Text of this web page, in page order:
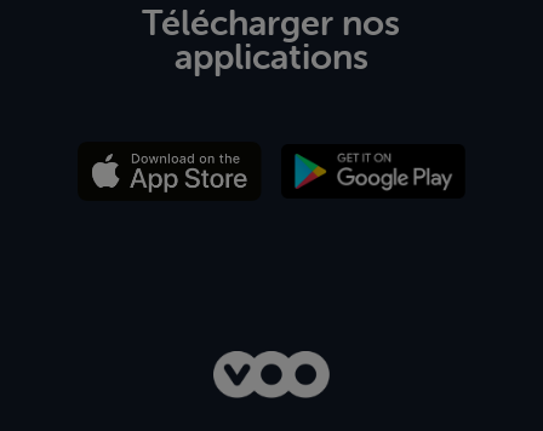
Télécharger nos
applications